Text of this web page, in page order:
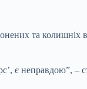
та колишніх
є неправдою”, –